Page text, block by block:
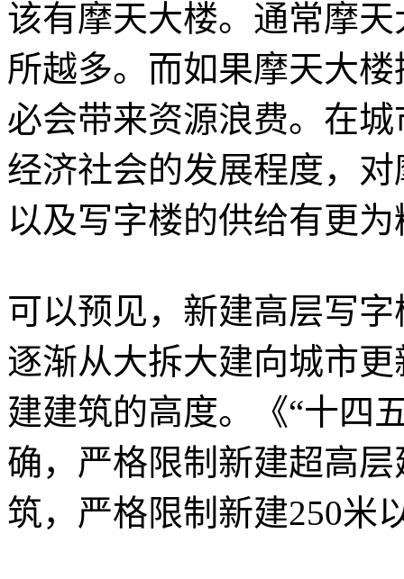
该有摩天大楼。通常摩
所越多。而如果摩天大
必会带来资源浪费。在
经济社会的发展程度，
以及写字楼的供给有更
可以预见，新建高层写
逐渐从大拆大建向城市
建建筑的高度。《“十四
确，严格限制新建超高
筑，严格限制新建250米